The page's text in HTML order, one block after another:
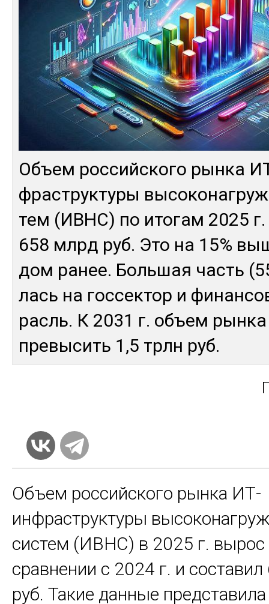
Объ­ем рос­сий­ско­го рын­ка
фраструк­ту­ры
тем (ИВНС) по ито­гам 2025 г.
658 млрд руб. Это на 15%
дом ра­нее. Боль­шая часть
лась на гос­сек­тор и
расль. К 2031 г. объ­ем
пре­высить 1,5 трлн руб.
Объем российского рынка ИТ-
инфраструктуры
систем (ИВНС) в 2025 г. вырос
сравнении с 2024 г. и
руб. Такие данные